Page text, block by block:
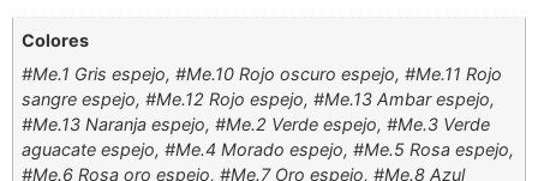
Colores
#Me.1 Gris espejo, #Me.10 Rojo oscuro espejo, #Me.11 Rojo
sangre espejo, #Me.12 Rojo espejo, #Me.13 Ambar espejo,
#Me.13 Naranja espejo, #Me.2 Verde espejo, #Me.3 Verde
aguacate espejo, #Me.4 Morado espejo, #Me.5 Rosa espejo,
#Me.6 Rosa oro espejo, #Me.7 Oro espejo, #Me.8 Azul